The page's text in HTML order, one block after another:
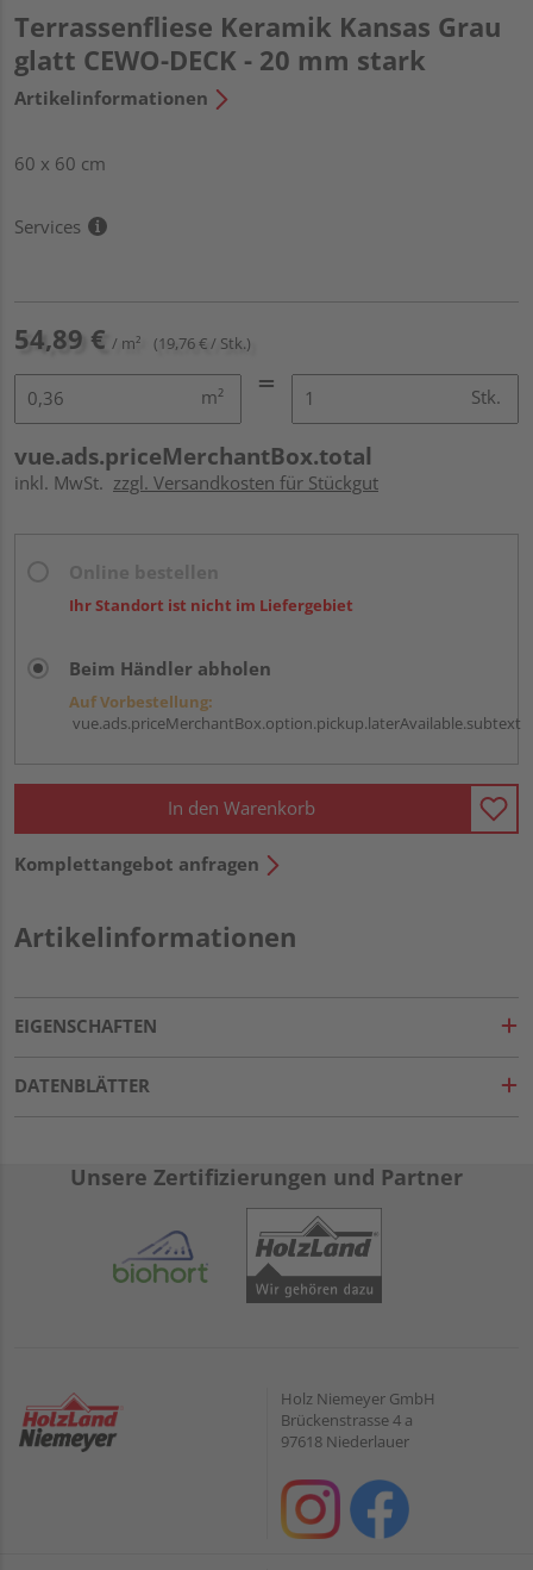
Terrassenfliese Keramik Kansas Grau
glatt CEWO-DECK - 20 mm stark
Artikelinformationen
60 x 60 cm
Services
54,89 € / m² (19,76 € / Stk.)
m² Stk.
vue.ads.priceMerchantBox.total
inkl. MwSt. zzgl. Versandkosten für Stückgut
Ihr Standort ist nicht im Liefergebiet
Beim Händler abholen
Auf Vorbestellung:
vue.ads.priceMerchantBox.option.pickup.laterAvailable.subtext
In den Warenkorb
Komplettangebot anfragen
Artikelinformationen
EIGENSCHAFTEN
DATENBLÄTTER
Unsere Zertifizierungen und Partner
Holz Niemeyer GmbH
Brückenstrasse 4 a
97618 Niederlauer